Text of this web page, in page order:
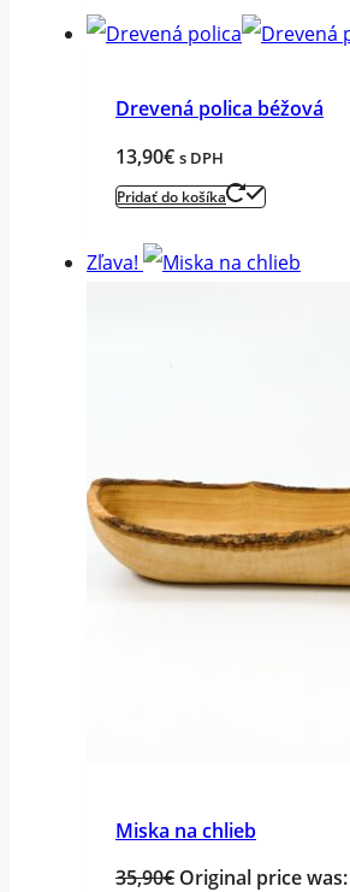
Drevená polica béžová
13,90€ s DPH
Pridať do košíka
Zľava!
Miska na chlieb
35,90€ Original price was: